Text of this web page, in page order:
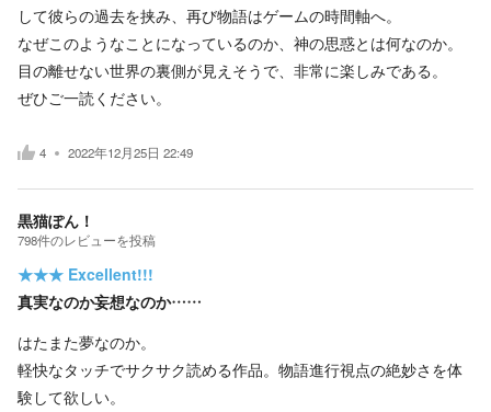
して彼らの過去を挟み、再び物語はゲームの時間軸へ。
なぜこのようなことになっているのか、神の思惑とは何なのか。
目の離せない世界の裏側が見えそうで、非常に楽しみである。
ぜひご一読ください。
4 2022年12月25日 22:49
黒猫ぽん！
798件のレビューを投稿
★★★ Excellent!!!
真実なのか妄想なのか……
はたまた夢なのか。
軽快なタッチでサクサク読める作品。物語進行視点の絶妙さを体
験して欲しい。